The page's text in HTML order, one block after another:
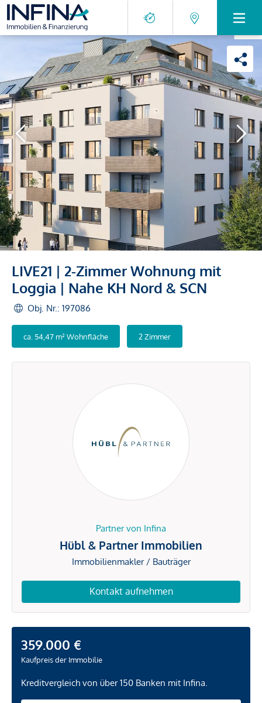
LIVE21 | 2-Zimmer Wohnung mit
Loggia | Nahe KH Nord & SCN
Obj. Nr.: 197086
ca. 54,47 m² Wohnfläche 2 Zimmer
Partner von Infina
Hübl & Partner Immobilien
Immobilienmakler / Bauträger
Kontakt aufnehmen
359.000 €
Kaufpreis der Immobilie
Kreditvergleich von über 150 Banken mit Infina.